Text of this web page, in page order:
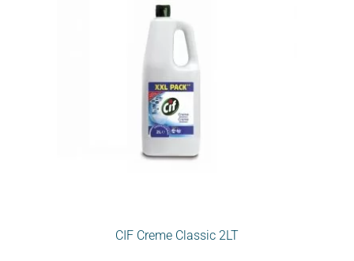
CIF Creme Classic 2LT